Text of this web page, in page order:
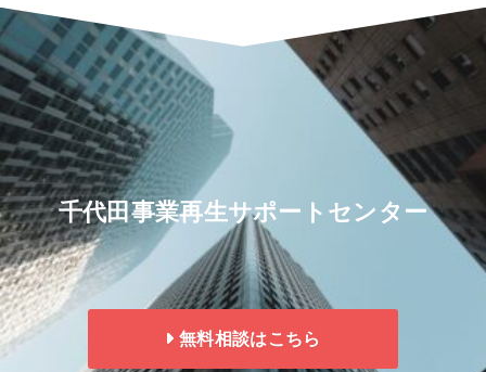
千代田事業再生サポートセンター
無料相談はこちら